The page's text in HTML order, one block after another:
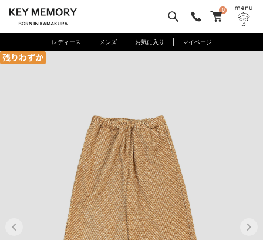
0
レディース メンズ お気に入り マイページ